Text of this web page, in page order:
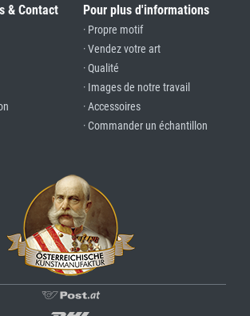
& Contact Pour plus d'informations
· Propre motif
· Vendez votre art
· Qualité
· Images de notre travail
· Accessoires
· Commander un échantillon